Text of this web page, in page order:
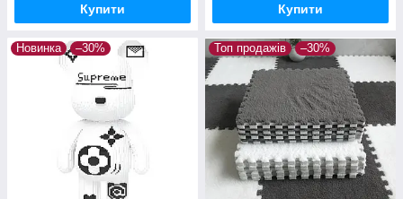
Купити Купити
Новинка –30% Топ продажів –30%